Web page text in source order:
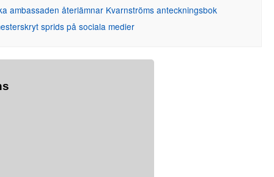
ambassaden återlämnar Kvarnströms anteckningsbok
sprids på sociala medier